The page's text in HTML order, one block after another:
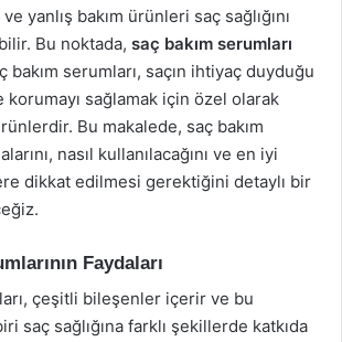
yanlış bakım ürünleri saç sağlığını
Bu noktada, saç bakım serumları
bakım serumları, saçın ihtiyaç duyduğu
sağlamak için özel olarak
Bu makalede, saç bakım
nasıl kullanılacağını ve en iyi
dikkat edilmesi gerektiğini detaylı bir
Faydaları
çeşitli bileşenler içerir ve bu
saç sağlığına farklı şekillerde katkıda